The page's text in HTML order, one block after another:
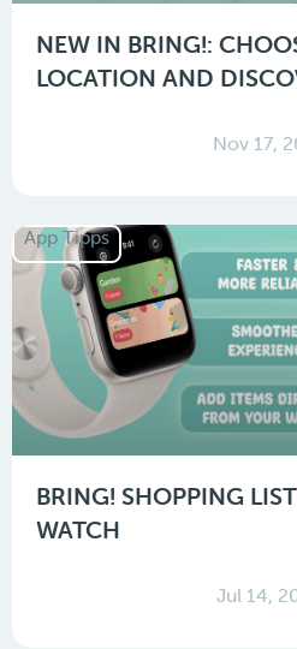
NEW IN BRING!:
LOCATION AND
Nov 17,
App Tipps
BRING! SHOPPING
WATCH
Jul 14,